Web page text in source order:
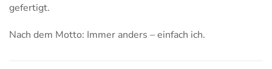
gefertigt.
Nach dem Motto: Immer anders – einfach ich.